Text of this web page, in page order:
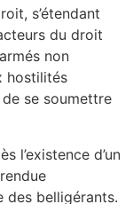
s’étendant
du droit
non
hostilités
se soumettre
l’existence d’un
des belligérants.